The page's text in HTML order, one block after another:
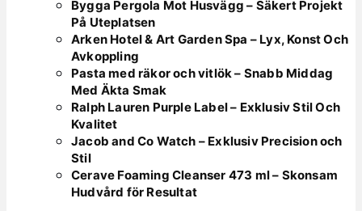
Bygga Pergola Mot Husvägg – Säkert Projekt
På Uteplatsen
Arken Hotel & Art Garden Spa – Lyx, Konst Och
Avkoppling
Pasta med räkor och vitlök – Snabb Middag
Med Äkta Smak
Ralph Lauren Purple Label – Exklusiv Stil Och
Kvalitet
Jacob and Co Watch – Exklusiv Precision och
Stil
Cerave Foaming Cleanser 473 ml – Skonsam
Hudvård för Resultat